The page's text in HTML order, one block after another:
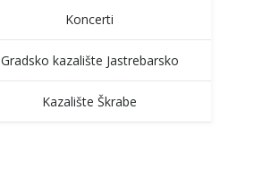
Koncerti
Gradsko kazalište Jastrebarsko
Kazalište Škrabe